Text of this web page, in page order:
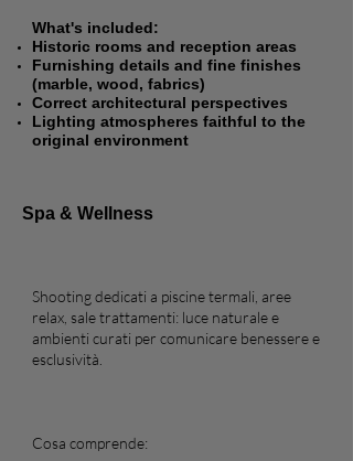
What's included:
Historic rooms and reception areas
Furnishing details and fine finishes
(marble, wood, fabrics)
Correct architectural perspectives
Lighting atmospheres faithful to the
original environment
Spa & Wellness
Shooting dedicati a piscine termali, aree
relax, sale trattamenti: luce naturale e
ambienti curati per comunicare benessere e
esclusività.
Cosa comprende: